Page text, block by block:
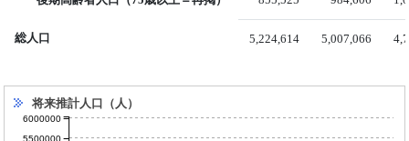
総人口 5,224,614 5,007,066
将来推計人口（人）
5500000
6000000